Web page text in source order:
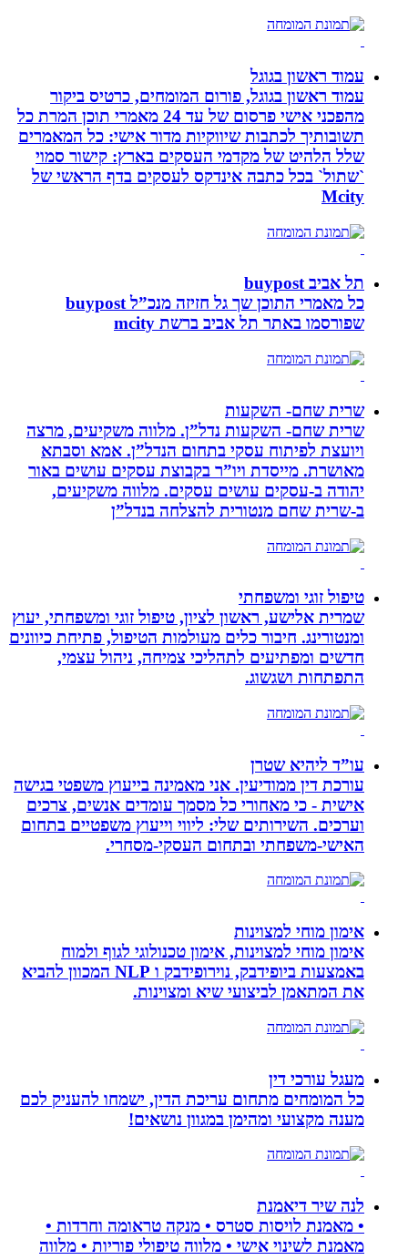
עמוד ראשון בגוגל
עמוד ראשון בגוגל, פורום המומחים, כרטיס ביקור
מהפכני אישי פרסום של עד 24 מאמרי תוכן המרת כל
תשובותיך לכתבות שיווקיות מדור אישי: כל המאמרים
שלל הלהיט של מקדמי העסקים בארץ: קישור סמוי
`שתול` בכל כתבה אינדקס לעסקים בדף הראשי של
Mcity
תל אביב buypost
כל מאמרי התוכן שך גל חזיזה מנכ”ל buypost
שפורסמו באתר תל אביב ברשת mcity
שרית שחם- השקעות
שרית שחם- השקעות נדל”ן. מלווה משקיעים, מרצה
ויועצת לפיתוח עסקי בתחום הנדל”ן. אמא וסבתא
מאושרת. ‏מייסדת ויו”ר בקבוצת עסקים עושים באור
יהודה‏ ב-‏עסקים עושים עסקים‏. ‏מלווה משקיעים,
ב-‏שרית שחם מנטורית להצלחה בנדל”ן‏
טיפול זוגי ומשפחתי
שמרית אלישע, ראשון לציון, טיפול זוגי ומשפחתי, יעוץ
ומנטורינג. חיבור כלים מעולמות הטיפול, פתיחת כיוונים
חדשים ומפתיעים לתהליכי צמיחה, ניהול עצמי,
התפתחות ושגשוג.
עו”ד ליהיא שטרן
עורכת דין ממודיעין. אני מאמינה בייעוץ משפטי בגישה
אישית - כי מאחורי כל מסמך עומדים אנשים, צרכים
וערכים. השירותים שלי: ליווי וייעוץ משפטיים בתחום
האישי-משפחתי ובתחום העסקי-מסחרי.
אימון מוחי למצוינות
אימון מוחי למצוינות, אימון טכנולוגי לגוף ולמוח
באמצעות ביופידבק, נוירופידבק ו NLP המכוון להביא
את המתאמן לביצועי שיא ומצוינות.
מעגל עורכי דין
כל המומחים מתחום עריכת הדין, ישמחו להעניק לכם
מענה מקצועי ומהימן במגוון נושאים!
לנה שיר דיאמנת
• מאמנת לויסות סטרס • מנקה טראומה וחרדות •
מאמנת לשינוי אישי • מלווה טיפולי פוריות • מלווה